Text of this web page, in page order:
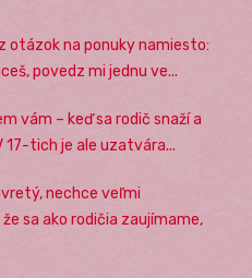
otázok na ponuky namiesto:
povedz mi jednu ve...
vám – keď sa rodič snaží a
17-tich je ale uzatvára...
nechce veľmi
sa ako rodičia zaujímame,